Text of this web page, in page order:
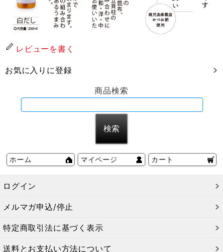
レビューを書く
お気に入りに登録
商品検索
ホーム マイページ カート
ログイン
メルマガ申込/停止
特定商取引法に基づく表示
送料とお支払い方法について